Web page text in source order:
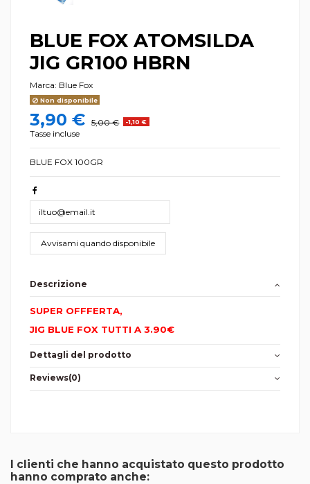
BLUE FOX ATOMSILDA
JIG GR100 HBRN
Marca: Blue Fox
Non disponibile
3,90 € 5,00 € -1,10 €
Tasse incluse
BLUE FOX 100GR
Descrizione
SUPER OFFFERTA,
JIG BLUE FOX TUTTI A 3.90€
Dettagli del prodotto
Reviews(0)
I clienti che hanno acquistato questo prodotto
hanno comprato anche: